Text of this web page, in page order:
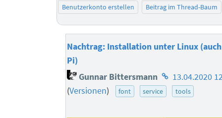
Benutzerkonto erstellen
Beitrag im Thread-Baum
Nachtrag: Installation unter Linux
Pi)
Gunnar Bittersmann Homepage
des
13.04.2020
(Versionen) font service tools